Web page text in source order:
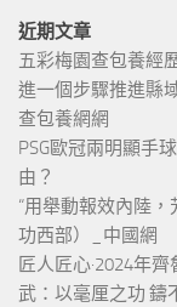
近期文章
五彩梅園查包養經
進一個步驟推進縣
查包養網網
PSG歐冠兩明顯手
由？
“用舉動報效內陸
功西部）_中國網
匠人匠心·2024年
武：以毫厘之功 鑄